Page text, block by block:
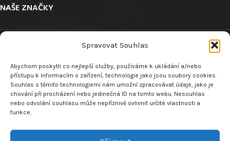
Spravovat Souhlas
Abychom poskytli co nejlepší služby, používáme k ukládání a/nebo
přístupu k informacím o zařízení, technologie jako jsou soubory cookies.
Souhlas s těmito technologiemi nám umožní zpracovávat údaje, jako je
chování při procházení nebo jedinečná ID na tomto webu. Nesouhlas
nebo odvolání souhlasu může nepříznivě ovlivnit určité vlastnosti a
funkce.
NAŠE ZNAČKY
ODKAZY
VRÁCENÍ ZBOŽÍ